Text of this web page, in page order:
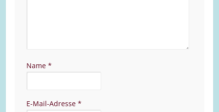
Name *
E-Mail-Adresse *